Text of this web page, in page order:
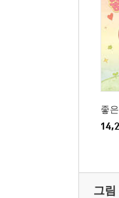
좋
그림